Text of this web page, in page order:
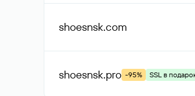
shoesnsk.com
shoesnsk.pro -95% SSL в